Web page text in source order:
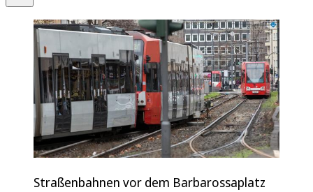
Straßenbahnen vor dem Barbarossaplatz